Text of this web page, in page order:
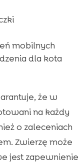
mobilnych
dla kota
że w
na każdy
o zaleceniach
Zwierzę może
jest zapewnienie